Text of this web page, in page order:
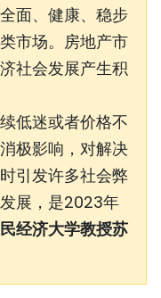
面、健康、稳步
市场。房地产市
社会发展产生积
低迷或者价格不
极影响，对解决
引发许多社会弊
展，是2023年
经济大学教授苏